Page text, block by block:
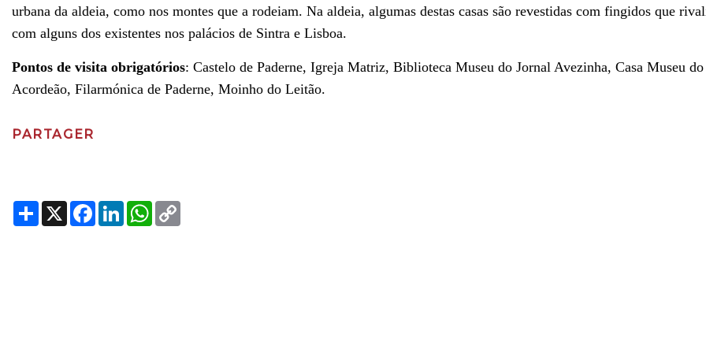
urbana da aldeia, como nos montes que a rodeiam. Na aldeia, algumas destas casas são revestidas com fingidos que
com alguns dos existentes nos palácios de Sintra e Lisboa.
Pontos de visita obrigatórios: Castelo de Paderne, Igreja Matriz, Biblioteca Museu do Jornal Avezinha, Casa Museu do
Acordeão, Filarmónica de Paderne, Moinho do Leitão.
PARTAGER
Share
X Facebook
LinkedInWhatsApp